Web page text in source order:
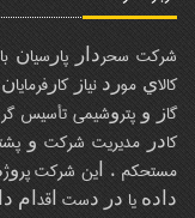
ﺷﺮﻛﺖ ﺳﺤﺮﺩﺍﺭ ﭘﺎﺭﺳﻴﺎﻥ
ﻛﺎﻻﻱ ﻣﻮﺭﺩ ﻧﻴﺎﺯ
ﮔﺎﺯ ﻭ ﭘﺘﺮﻭﺷﻴﻤﻲ ﺗﺄﺳﻴﺲ
ﻛﺎﺩﺭ ﻣﺪﻳﺮﻳﺖ ﺷﺮﻛﺖ ﻭ
ﻣﺴﺘﺤﻜﻢ ، ﺍﻳﻦ ﺷﺮﻛﺖ
ﺩﺍﺩﻩ ﻳﺎ ﺩﺭ ﺩﺳﺖ ﺍﻗﺪﺍﻡ